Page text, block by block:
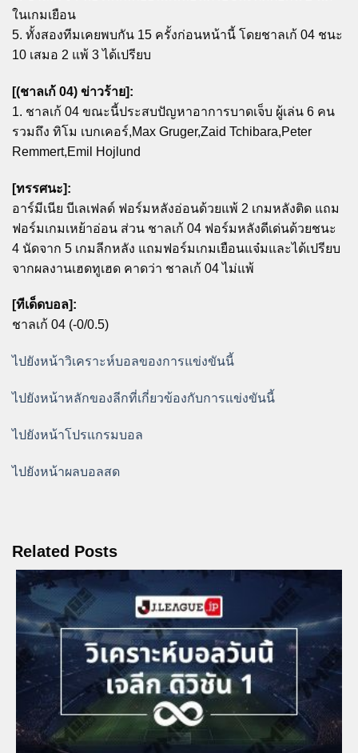
ในเกมเยือน
5. ทั้งสองทีมเคยพบกัน 15 ครั้งก่อนหน้านี้ โดยชาลเก้ 04 ชนะ
10 เสมอ 2 แพ้ 3 ได้เปรียบ
[(ชาลเก้ 04) ข่าวร้าย]:
1. ชาลเก้ 04 ขณะนี้ประสบปัญหาอาการบาดเจ็บ ผู้เล่น 6 คน
รวมถึง ทิโม เบกเคอร์,Max Gruger,Zaid Tchibara,Peter
Remmert,Emil Hojlund
[ทรรศนะ]:
อาร์มีเนีย บีเลเฟลด์ ฟอร์มหลังอ่อนด้วยแพ้ 2 เกมหลังติด แถม
ฟอร์มเกมเหย้าอ่อน ส่วน ชาลเก้ 04 ฟอร์มหลังดีเด่นด้วยชนะ
4 นัดจาก 5 เกมลีกหลัง แถมฟอร์มเกมเยือนแจ๋มและได้เปรียบ
จากผลงานเฮดทูเฮด คาดว่า ชาลเก้ 04 ไม่แพ้
[ทีเด็ดบอล]:
ชาลเก้ 04 (-0/0.5)
ไปยังหน้าวิเคราะห์บอลของการแข่งขันนี้
ไปยังหน้าหลักของลีกที่เกี่ยวข้องกับการแข่งขันนี้
ไปยังหน้าโปรแกรมบอล
ไปยังหน้าผลบอลสด
Related Posts